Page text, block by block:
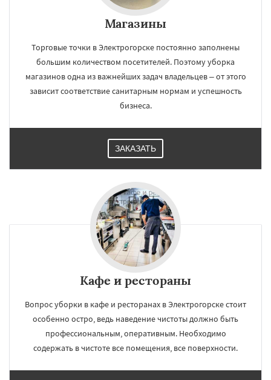
Магазины
Торговые точки в Электрогорске постоянно заполнены
большим количеством посетителей. Поэтому уборка
магазинов одна из важнейших задач владельцев – от этого
зависит соответствие санитарным нормам и успешность
бизнеса.
ЗАКАЗАТЬ
Кафе и рестораны
Вопрос уборки в кафе и ресторанах в Электрогорске стоит
особенно остро, ведь наведение чистоты должно быть
профессиональным, оперативным. Необходимо
содержать в чистоте все помещения, все поверхности.